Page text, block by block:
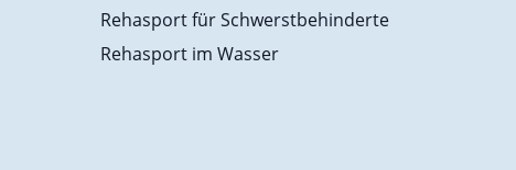
Rehasport für Schwerstbehinderte
Rehasport im Wasser